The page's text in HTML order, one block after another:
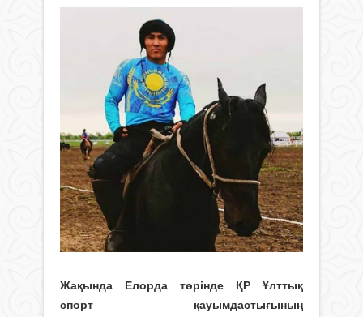
Жақында Елорда төрінде ҚР Ұлттық
спорт қауымдастығының